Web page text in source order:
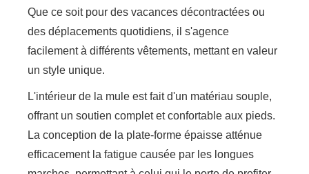
Que ce soit pour des vacances décontractées ou
des déplacements quotidiens, il s'agence
facilement à différents vêtements, mettant en valeur
un style unique.
L'intérieur de la mule est fait d'un matériau souple,
offrant un soutien complet et confortable aux pieds.
La conception de la plate-forme épaisse atténue
efficacement la fatigue causée par les longues